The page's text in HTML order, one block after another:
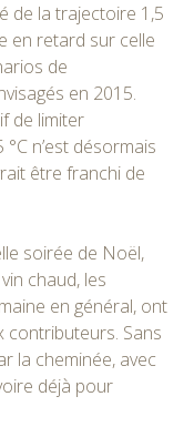
de la trajectoire 1,5
en retard sur celle
de
en 2015.
de limiter
n’est désormais
être franchi de
soirée de Noël,
chaud, les
en général, ont
contributeurs. Sans
la cheminée, avec
déjà pour